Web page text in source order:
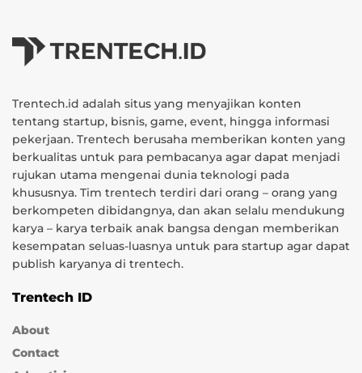
Trentech.id adalah situs yang menyajikan konten
tentang startup, bisnis, game, event, hingga informasi
pekerjaan. Trentech berusaha memberikan konten yang
berkualitas untuk para pembacanya agar dapat menjadi
rujukan utama mengenai dunia teknologi pada
khususnya. Tim trentech terdiri dari orang – orang yang
berkompeten dibidangnya, dan akan selalu mendukung
karya – karya terbaik anak bangsa dengan memberikan
kesempatan seluas-luasnya untuk para startup agar dapat
publish karyanya di trentech.
Trentech ID
About
Contact